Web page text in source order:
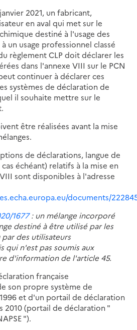
2021, un fabricant,
en aval qui met sur le
destiné à l'usage des
un usage professionnel classé
règlement CLP doit déclarer les
dans l'annexe VIII sur le PCN
continuer à déclarer ces
systèmes de déclaration de
il souhaite mettre sur le
être réalisées avant la mise
de déclarations, langue de
échéant) relatifs à la mise en
sont disponibles à l'adresse
documents/
1677: un mélange incorporé
destiné à être utilisé par les
des utilisateurs
qui n'est pas soumis aux
d'information de l'article 45.
française
son propre système de
et d'un portail de déclaration
2010 (portail de déclaration "
").